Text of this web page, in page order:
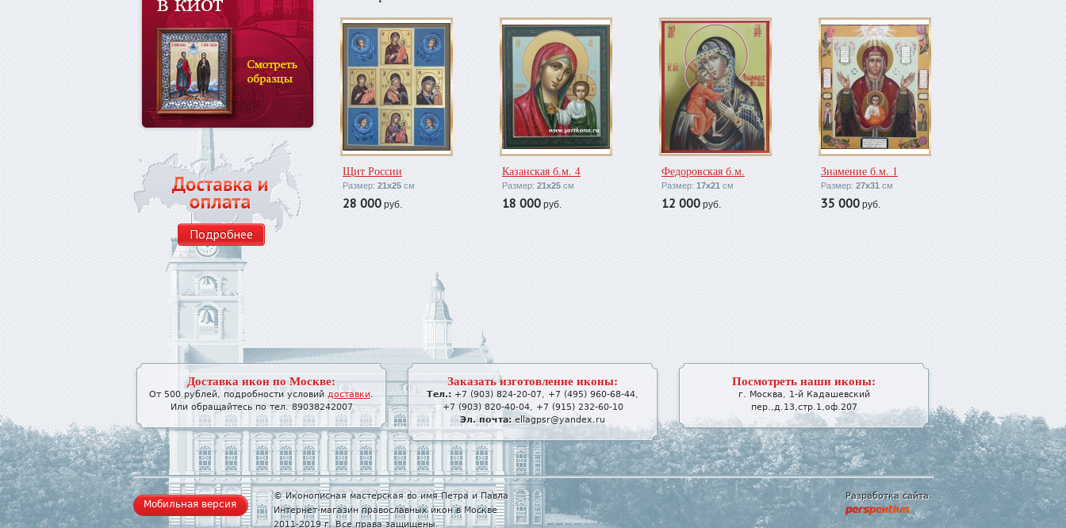
Подробнее
Щит России
Размер: 21х25 см
28 000 руб.
Казанская б.м. 4
Размер: 21х25 см
18 000 руб.
Федоровская б.м.
Размер: 17х21 см
12 000 руб.
Знамение б.м. 1
Размер: 27х31 см
35 000 руб.
Доставка икон по Москве:
От 500 рублей, подробности условийдоставки.
Или обращайтесь по тел. 89038242007
Заказать изготовление иконы:
Тел.: +7 (903) 824-20-07, +7 (495) 960-68-44,
+7 (903) 820-40-04, +7 (915) 232-60-10
Эл. почта: ellagpsr@yandex.ru
Посмотреть наши иконы:
г. Москва, 1-й Кадашевский
пер.,д.13,стр.1,оф.207
Мобильная версия
© Иконописная мастерская во имя Петра и Павла
Интернет-магазин православных икон в Москве
2011-2019 г. Все права защищены.
Разработка сайта: